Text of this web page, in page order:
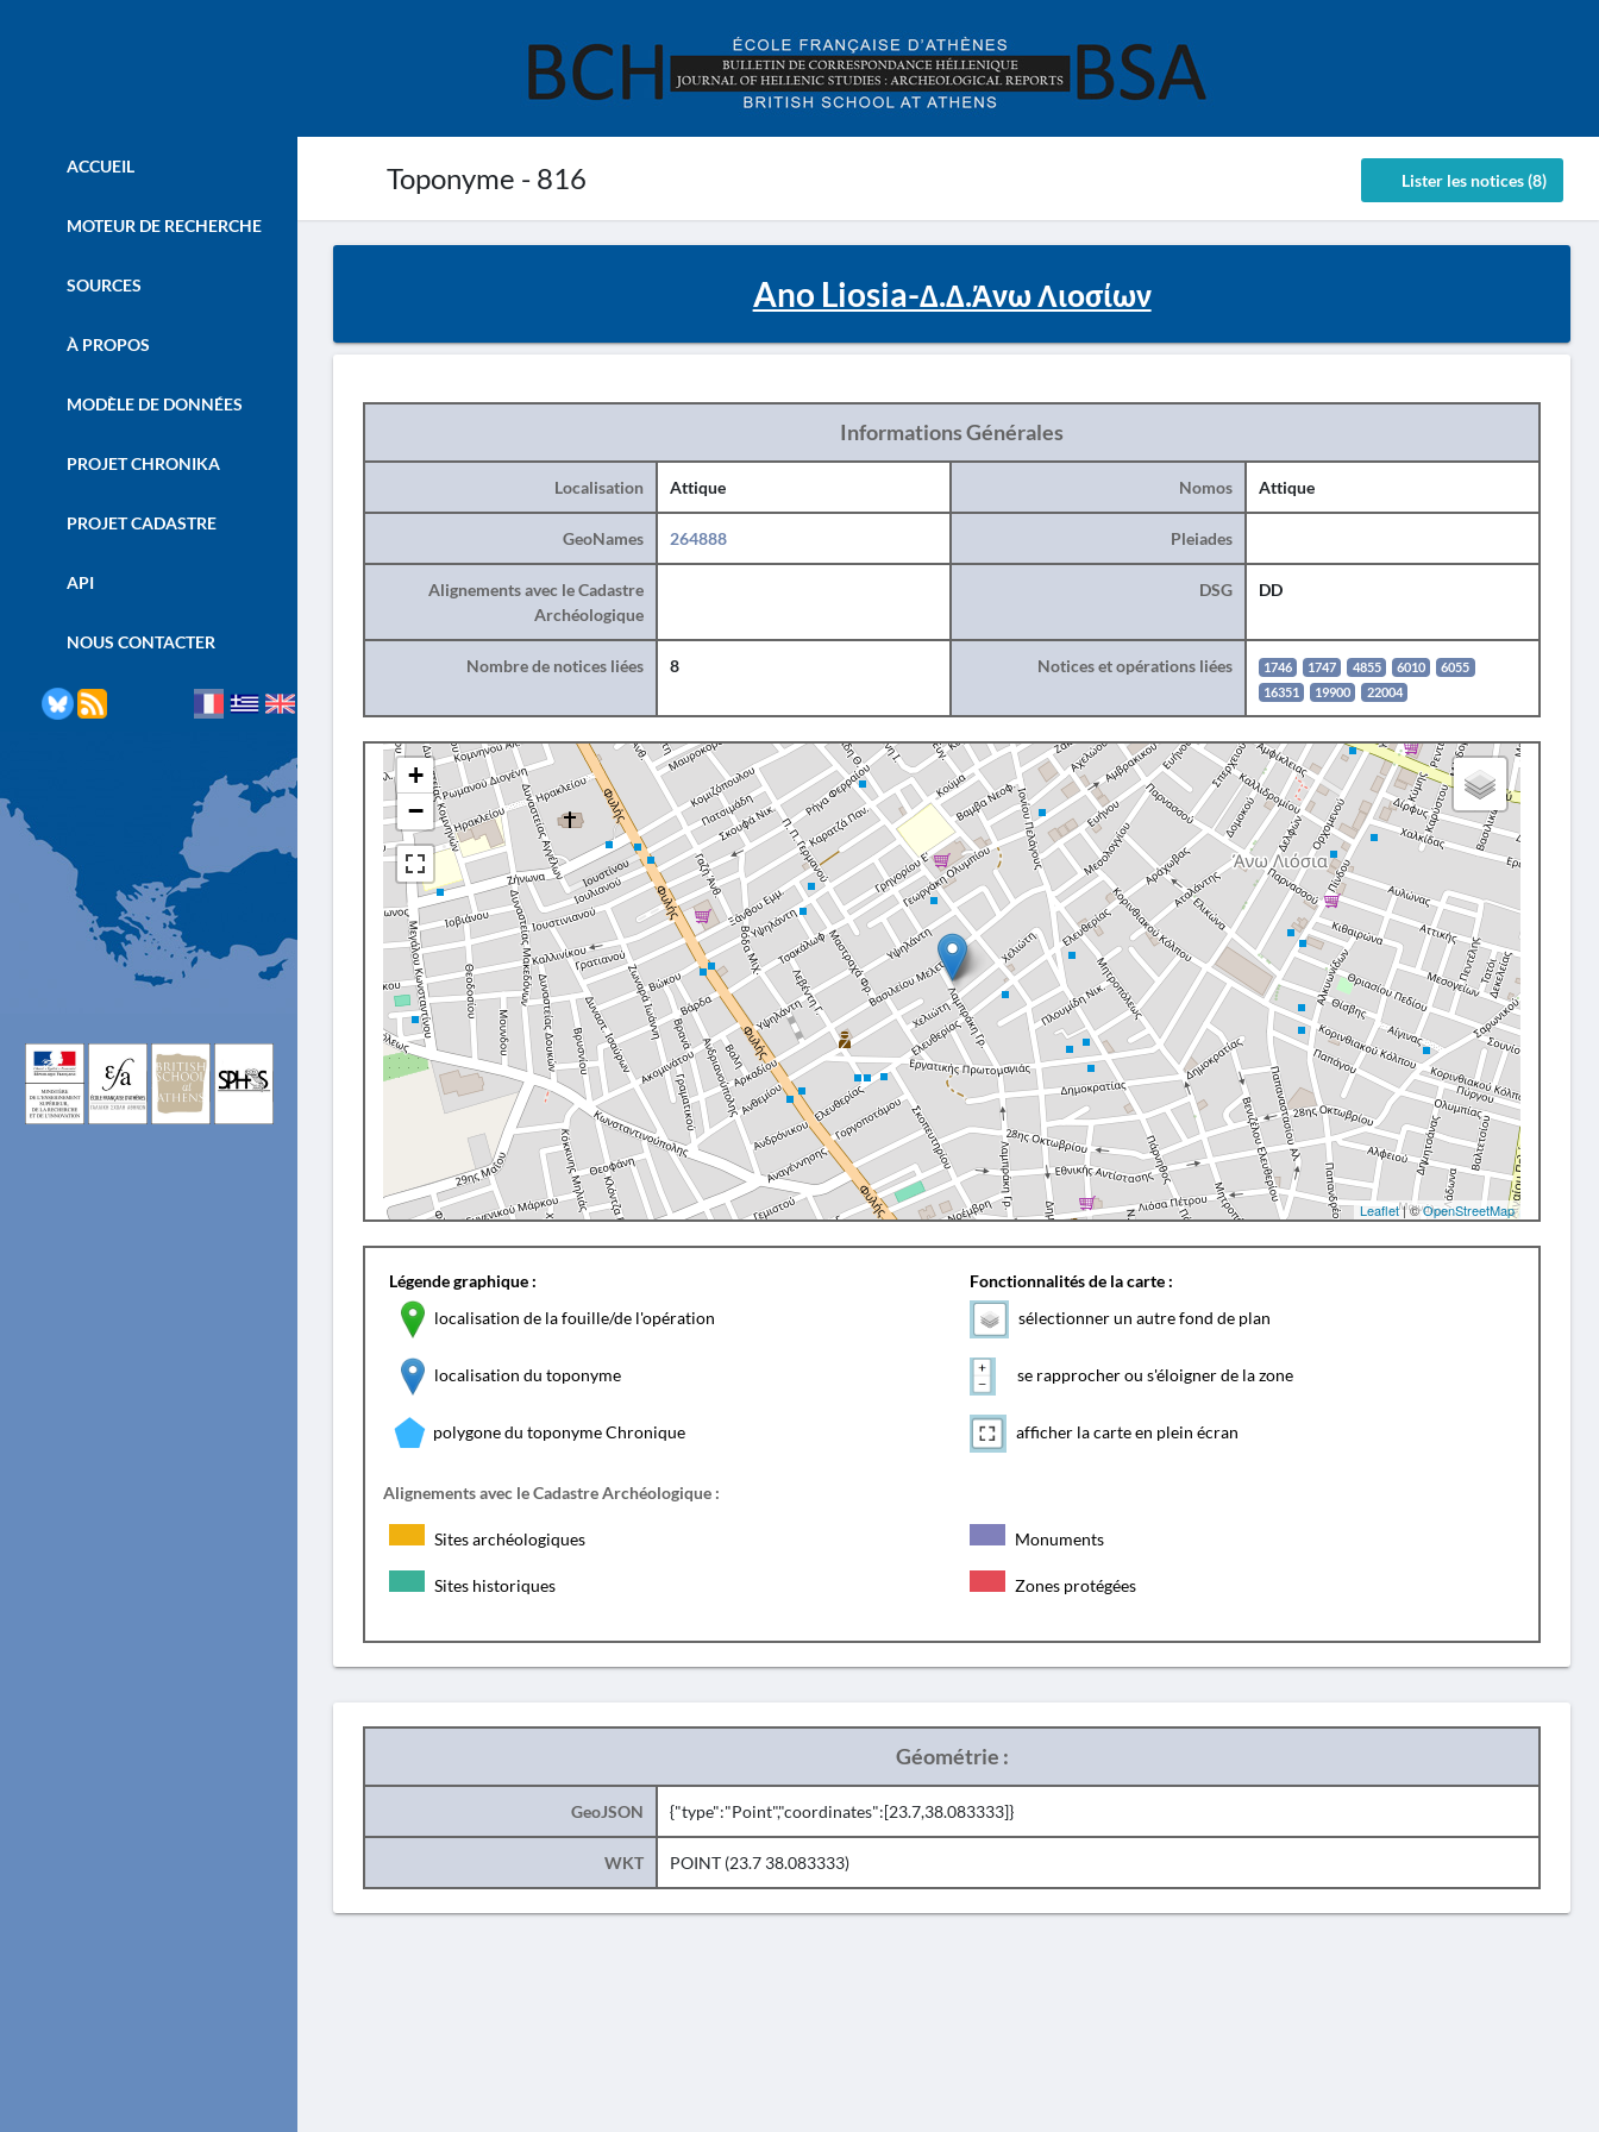
Toponyme - 816 Lister les notices (8)
ACCUEIL
MOTEUR DE RECHERCHE
SOURCES
À PROPOS
MODÈLE DE DONNÉES
PROJET CHRONIKA
PROJET CADASTRE
API
NOUS CONTACTER
Ano Liosia-Δ.Δ.Άνω Λιοσίων
Informations Générales
Localisation Attique Nomos Attique
GeoNames 264888 Pleiades
Alignements avec le Cadastre
Archéologique
DSG DD
Nombre de notices liées 8 Notices et opérations liées 1746 1747 4855 6010
6055
16351
19900 22004
+
−
Leaflet| ©OpenStreetMap
Légende graphique :
localisation de la fouille/de l'opération
localisation du toponyme
polygone du toponyme Chronique
Fonctionnalités de la carte :
sélectionner un autre fond de plan
se rapprocher ou s'éloigner de la zone
afficher la carte en plein écran
Alignements avec le Cadastre Archéologique :
Sites archéologiques Monuments
Sites historiques Zones protégées
Géométrie :
GeoJSON {"type":"Point","coordinates":[23.7,38.083333]}
WKT POINT (23.7 38.083333)